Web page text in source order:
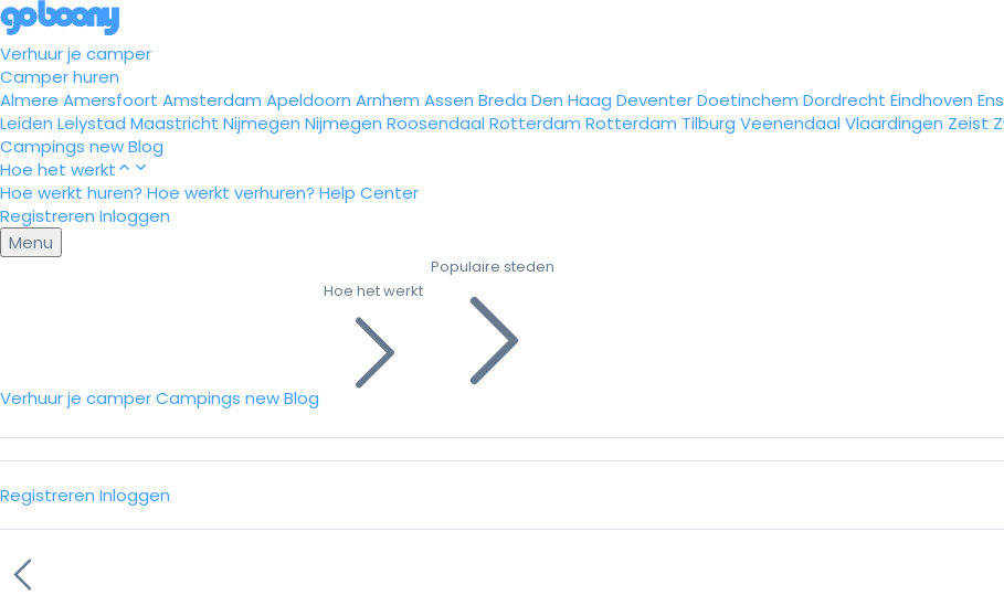
Verhuur je camper
Camper huren
Almere Amersfoort Amsterdam Apeldoorn Arnhem Assen Breda Den Haag DeventerDoetinchem Dordrecht Eindhoven
Leiden Lelystad Maastricht Nijmegen Nijmegen Roosendaal Rotterdam Rotterdam Tilburg Veenendaal Vlaardingen Zeist
Campings newBlog
Hoe het werkt
Hoe werkt huren? Hoe werkt verhuren? Help Center
Registreren Inloggen
Menu
Verhuur je camperCampings newBlog
Hoe het werkt
Populaire steden
Registreren Inloggen